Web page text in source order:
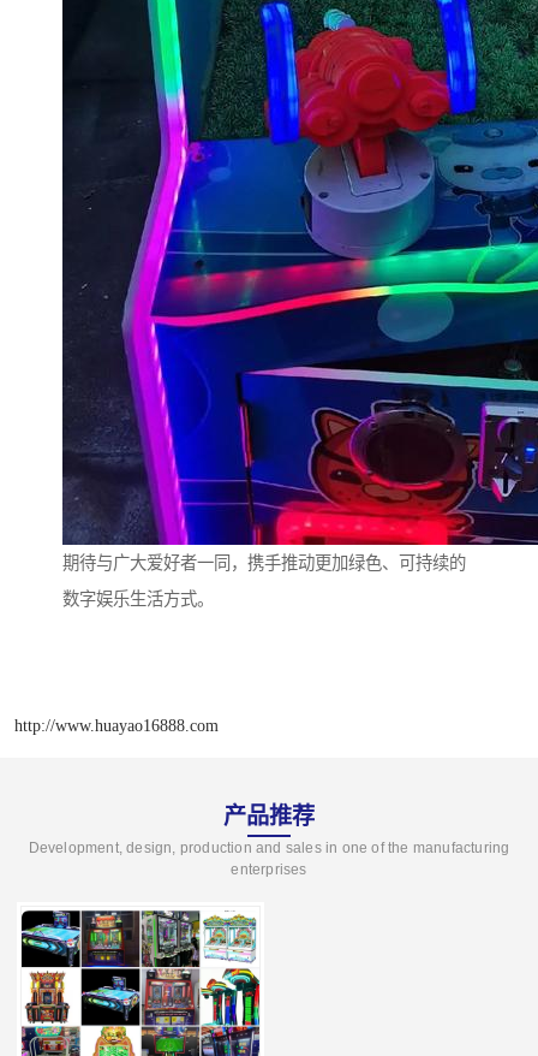
期待与广大爱好者一同，携手推动更加绿色、可持续的
数字娱乐生活方式。
http://www.huayao16888.com
产品推荐
Development, design, production and sales in one of the manufacturing
enterprises